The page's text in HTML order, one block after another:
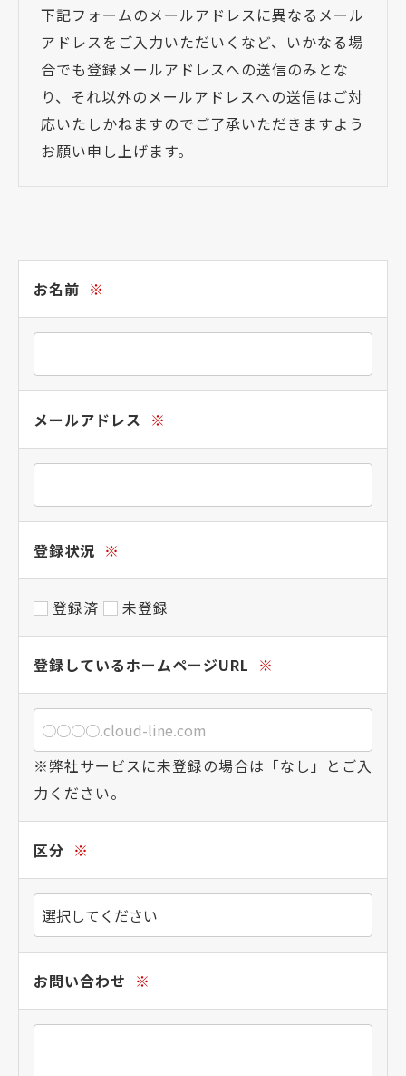
下記フォームのメールアドレスに異なるメール
アドレスをご入力いただいくなど、いかなる場
合でも登録メールアドレスへの送信のみとな
り、それ以外のメールアドレスへの送信はご対
応いたしかねますのでご了承いただきますよう
お願い申し上げます。
お名前 ※
メールアドレス ※
登録状況 ※
登録済 未登録
登録しているホームページURL ※
※弊社サービスに未登録の場合は「なし」とご入
力ください。
区分 ※
お問い合わせ ※